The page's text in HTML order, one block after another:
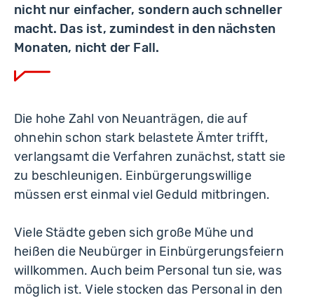
nicht nur einfacher, sondern auch schneller
macht. Das ist, zumindest in den nächsten
Monaten, nicht der Fall.
Die hohe Zahl von Neuanträgen, die auf
ohnehin schon stark belastete Ämter trifft,
verlangsamt die Verfahren zunächst, statt sie
zu beschleunigen. Einbürgerungswillige
müssen erst einmal viel Geduld mitbringen.
Viele Städte geben sich große Mühe und
heißen die Neubürger in Einbürgerungsfeiern
willkommen. Auch beim Personal tun sie, was
möglich ist. Viele stocken das Personal in den